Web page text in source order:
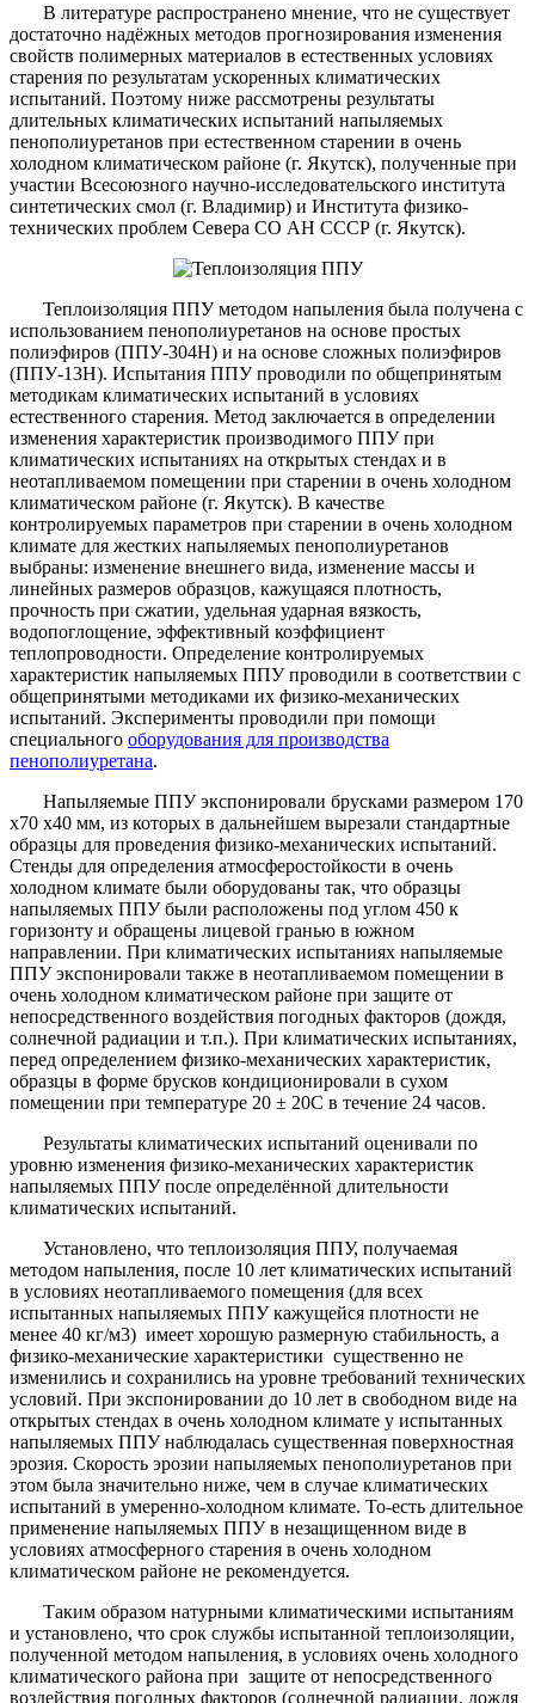
В литературе распространено мнение, что не существует
достаточно надёжных методов прогнозирования изменения
свойств полимерных материалов в естественных условиях
старения по результатам ускоренных климатических
испытаний. Поэтому ниже рассмотрены результаты
длительных климатических испытаний напыляемых
пенополиуретанов при естественном старении в очень
холодном климатическом районе (г. Якутск), полученные при
участии Всесоюзного научно-исследовательского института
синтетических смол (г. Владимир) и Института физико-
технических проблем Севера СО АН СССР (г. Якутск).
Теплоизоляция ППУ методом напыления была получена с
использованием пенополиуретанов на основе простых
полиэфиров (ППУ-304Н) и на основе сложных полиэфиров
(ППУ-13Н). Испытания ППУ проводили по общепринятым
методикам климатических испытаний в условиях
естественного старения. Метод заключается в определении
изменения характеристик производимого ППУ при
климатических испытаниях на открытых стендах и в
неотапливаемом помещении при старении в очень холодном
климатическом районе (г. Якутск). В качестве
контролируемых параметров при старении в очень холодном
климате для жестких напыляемых пенополиуретанов
выбраны: изменение внешнего вида, изменение массы и
линейных размеров образцов, кажущаяся плотность,
прочность при сжатии, удельная ударная вязкость,
водопоглощение, эффективный коэффициент
теплопроводности. Определение контролируемых
характеристик напыляемых ППУ проводили в соответствии с
общепринятыми методиками их физико-механических
испытаний. Эксперименты проводили при помощи
специального оборудования для производства
пенополиуретана.
Напыляемые ППУ экспонировали брусками размером 170
х70 х40 мм, из которых в дальнейшем вырезали стандартные
образцы для проведения физико-механических испытаний.
Стенды для определения атмосферостойкости в очень
холодном климате были оборудованы так, что образцы
напыляемых ППУ были расположены под углом 450 к
горизонту и обращены лицевой гранью в южном
направлении. При климатических испытаниях напыляемые
ППУ экспонировали также в неотапливаемом помещении в
очень холодном климатическом районе при защите от
непосредственного воздействия погодных факторов (дождя,
солнечной радиации и т.п.). При климатических испытаниях,
перед определением физико-механических характеристик,
образцы в форме брусков кондиционировали в сухом
помещении при температуре 20 ± 20С в течение 24 часов.
Результаты климатических испытаний оценивали по
уровню изменения физико-механических характеристик
напыляемых ППУ после определённой длительности
климатических испытаний.
Установлено, что теплоизоляция ППУ, получаемая
методом напыления, после 10 лет климатических испытаний
в условиях неотапливаемого помещения (для всех
испытанных напыляемых ППУ кажущейся плотности не
менее 40 кг/м3) имеет хорошую размерную стабильность, а
физико-механические характеристики существенно не
изменились и сохранились на уровне требований технических
условий. При экспонировании до 10 лет в свободном виде на
открытых стендах в очень холодном климате у испытанных
напыляемых ППУ наблюдалась существенная поверхностная
эрозия. Скорость эрозии напыляемых пенополиуретанов при
этом была значительно ниже, чем в случае климатических
испытаний в умеренно-холодном климате. То-есть длительное
применение напыляемых ППУ в незащищенном виде в
условиях атмосферного старения в очень холодном
климатическом районе не рекомендуется.
Таким образом натурными климатическими испытаниям
и установлено, что срок службы испытанной теплоизоляции,
полученной методом напыления, в условиях очень холодного
климатического района при защите от непосредственного
воздействия погодных факторов (солнечной радиации, дождя